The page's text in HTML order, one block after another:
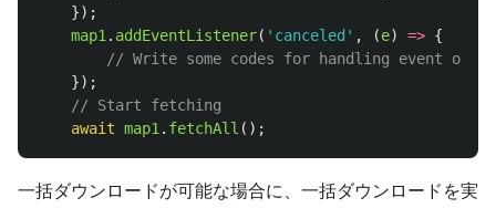
});
map1 . addEventListener( ' canceled ' , (e) => {
// Write some codes for handling event of
});
// Start fetching
await map1 . fetchAll ();
一括ダウンロードが可能な場合に、一括ダウンロードを実